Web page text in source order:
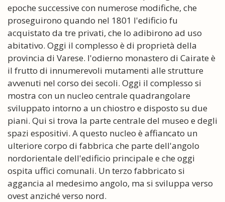
epoche successive con numerose modifiche, che
proseguirono quando nel 1801 l'edificio fu
acquistato da tre privati, che lo adibirono ad uso
abitativo. Oggi il complesso è di proprietà della
provincia di Varese. l'odierno monastero di Cairate è
il frutto di innumerevoli mutamenti alle strutture
avvenuti nel corso dei secoli. Oggi il complesso si
mostra con un nucleo centrale quadrangolare
sviluppato intorno a un chiostro e disposto su due
piani. Qui si trova la parte centrale del museo e degli
spazi espositivi. A questo nucleo è affiancato un
ulteriore corpo di fabbrica che parte dell'angolo
nordorientale dell'edificio principale e che oggi
ospita uffici comunali. Un terzo fabbricato si
aggancia al medesimo angolo, ma si sviluppa verso
ovest anziché verso nord.